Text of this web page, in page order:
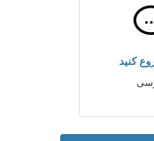
کنید